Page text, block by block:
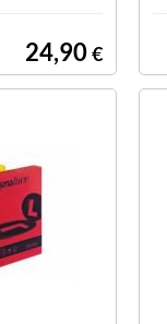
24,90€